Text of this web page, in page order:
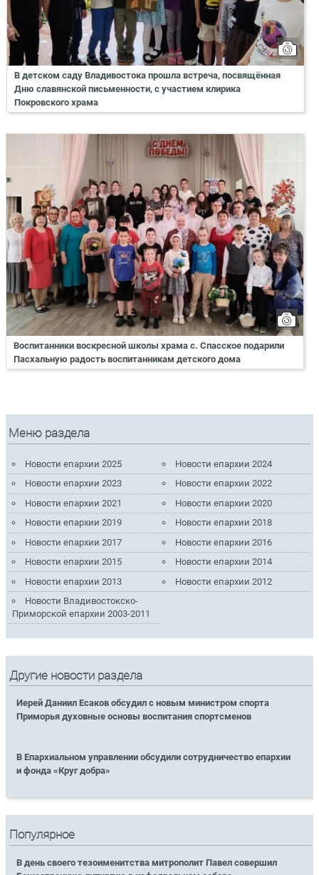
В детском саду Владивостока прошла встреча, посвящённая
Дню славянской письменности, с участием клирика
Покровского храма
Воспитанники воскресной школы храма с. Спасское подарили
Пасхальную радость воспитанникам детского дома
Меню раздела
Новости епархии 2025
Новости епархии 2024
Новости епархии 2023
Новости епархии 2022
Новости епархии 2021
Новости епархии 2020
Новости епархии 2019
Новости епархии 2018
Новости епархии 2017
Новости епархии 2016
Новости епархии 2015
Новости епархии 2014
Новости епархии 2013
Новости епархии 2012
Новости Владивостокско-
Приморской епархии 2003-2011
Другие новости раздела
Иерей Даниил Есаков обсудил с новым министром спорта
Приморья духовные основы воспитания спортсменов
В Епархиальном управлении обсудили сотрудничество епархии
и фонда «Круг добра»
Популярное
В день своего тезоименитства митрополит Павел совершил